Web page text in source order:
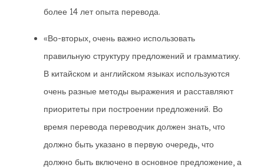
более 14 лет опыта перевода.
«Во-вторых, очень важно использовать
правильную структуру предложений и грамматику.
В китайском и английском языках используются
очень разные методы выражения и расставляют
приоритеты при построении предложений. Во
время перевода переводчик должен знать, что
должно быть указано в первую очередь, что
должно быть включено в основное предложение, а